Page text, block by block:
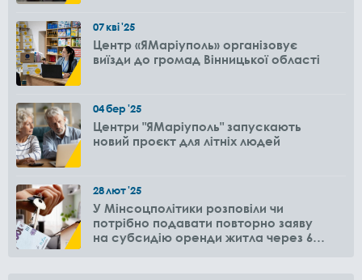
07кві'25
Центр «ЯМаріуполь» організовує
виїзди до громад Вінницької області
04бер'25
Центри "ЯМаріуполь" запускають
новий проєкт для літніх людей
28лют'25
У Мінсоцполітики розповіли чи
потрібно подавати повторно заяву
на субсидію оренди житла через 6